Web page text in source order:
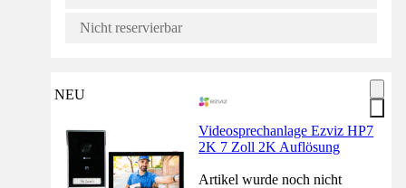
Nicht reservierbar
NEU
Videosprechanlage Ezviz HP7
2K 7 Zoll 2K Auflösung
Artikel wurde noch nicht